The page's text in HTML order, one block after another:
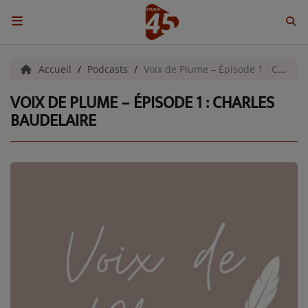
ACCUEIL
Emissions
BENJI & COMPAGNIE
GIEN, SA FABULEUSE HISTOIRE
LES ASSOCIÉS DU JOUR
LA CHRONIQUE ENVIRONNEMENTALE
LA CHRONIQUE MUSICALE
Accueil Podcasts Voix de Plume – Épisode 1 : Charles Baudelaire
VOIX DE PLUME – ÉPISODE 1 : CHARLES
BAUDELAIRE